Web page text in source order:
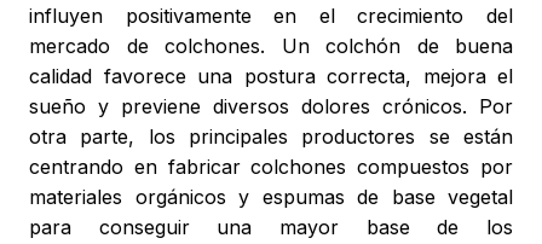
influyen positivamente en el crecimiento del
mercado de colchones. Un colchón de buena
calidad favorece una postura correcta, mejora el
sueño y previene diversos dolores crónicos. Por
otra parte, los principales productores se están
centrando en fabricar colchones compuestos por
materiales orgánicos y espumas de base vegetal
para conseguir una mayor base de los